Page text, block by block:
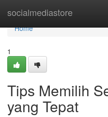
socialmediastore
Home
Home
1
Tips Memilih
yang Tepat